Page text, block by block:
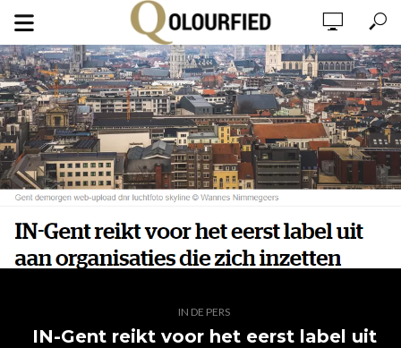
IN DE PERS
IN-Gent reikt voor het eerst label uit